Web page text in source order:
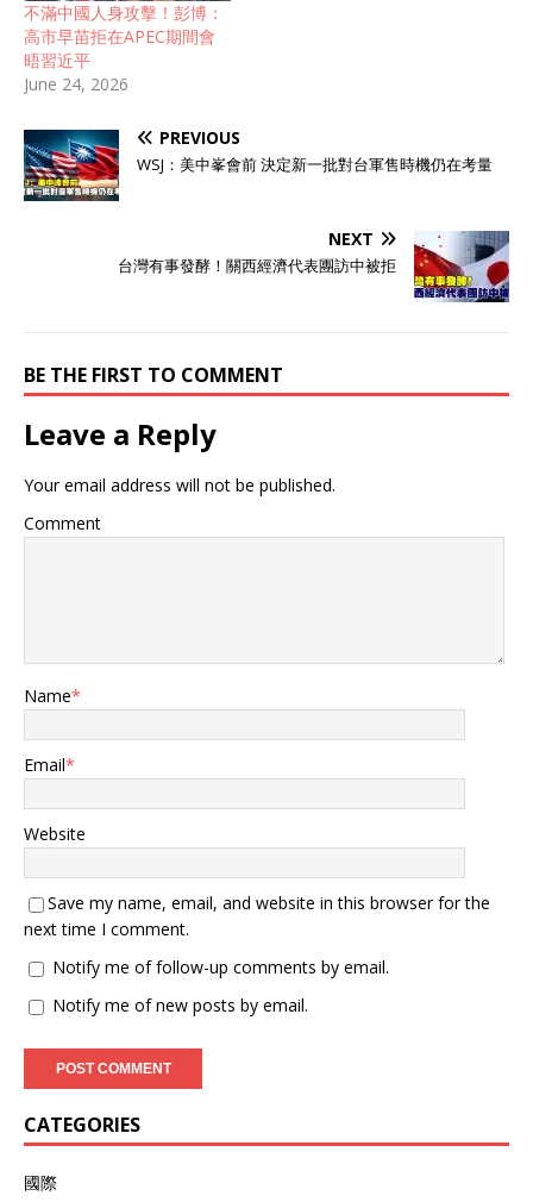
不滿中國人身攻擊！彭博：
高市早苗拒在APEC期間會
晤習近平
June 24, 2026
PREVIOUS
WSJ：美中峯會前 決定新一批對台軍售時機仍在考量
NEXT
台灣有事發酵！關西經濟代表團訪中被拒
BE THE FIRST TO COMMENT
Leave a Reply
Your email address will not be published.
Comment
Name*
Email*
Website
Save my name, email, and website in this browser for the
next time I comment.
Notify me of follow-up comments by email.
Notify me of new posts by email.
CATEGORIES
國際